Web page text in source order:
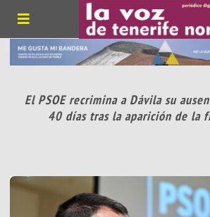
El PSOE recrimina a Dávila su
40 días tras la aparición de la